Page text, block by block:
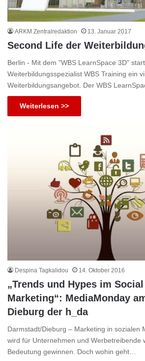
ARKM Zentralredaktion 13. Januar 2017
Second Life der
Berlin - Mit dem "WBS LearnSpace 3D"
Weiterbildungsspezialist WBS Training ein
Weiterbildungsangebot. Der WBS
Weiterlesen >>
Despina Tagkalidou 14. Oktober 2016
„Trends und Hypes im
Marketing“: MediaMonday
Dieburg der h_da
Darmstadt/Dieburg – Marketing in sozialen
wird für Unternehmen und Werbetreibende
Bedeutung gewinnen. Doch wohin geht…